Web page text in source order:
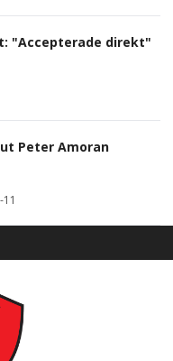
"Accepterade direkt"
Peter Amoran